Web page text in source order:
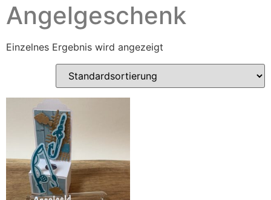
Angelgeschenk
Einzelnes Ergebnis wird angezeigt